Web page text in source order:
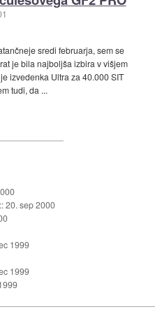
sredi februarja, sem se
je bila najboljša izbira v višjem
izvedenka Ultra za 40.000 SIT
tudi, da ...
::20. sep 2000
1999
1999